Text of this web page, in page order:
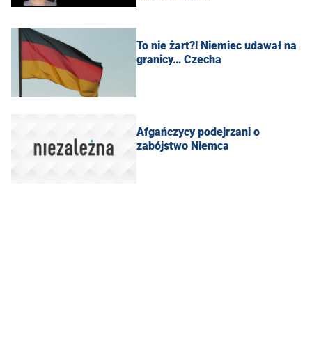
To nie żart?! Niemiec udawał na
granicy… Czecha
Afgańczycy podejrzani o
zabójstwo Niemca